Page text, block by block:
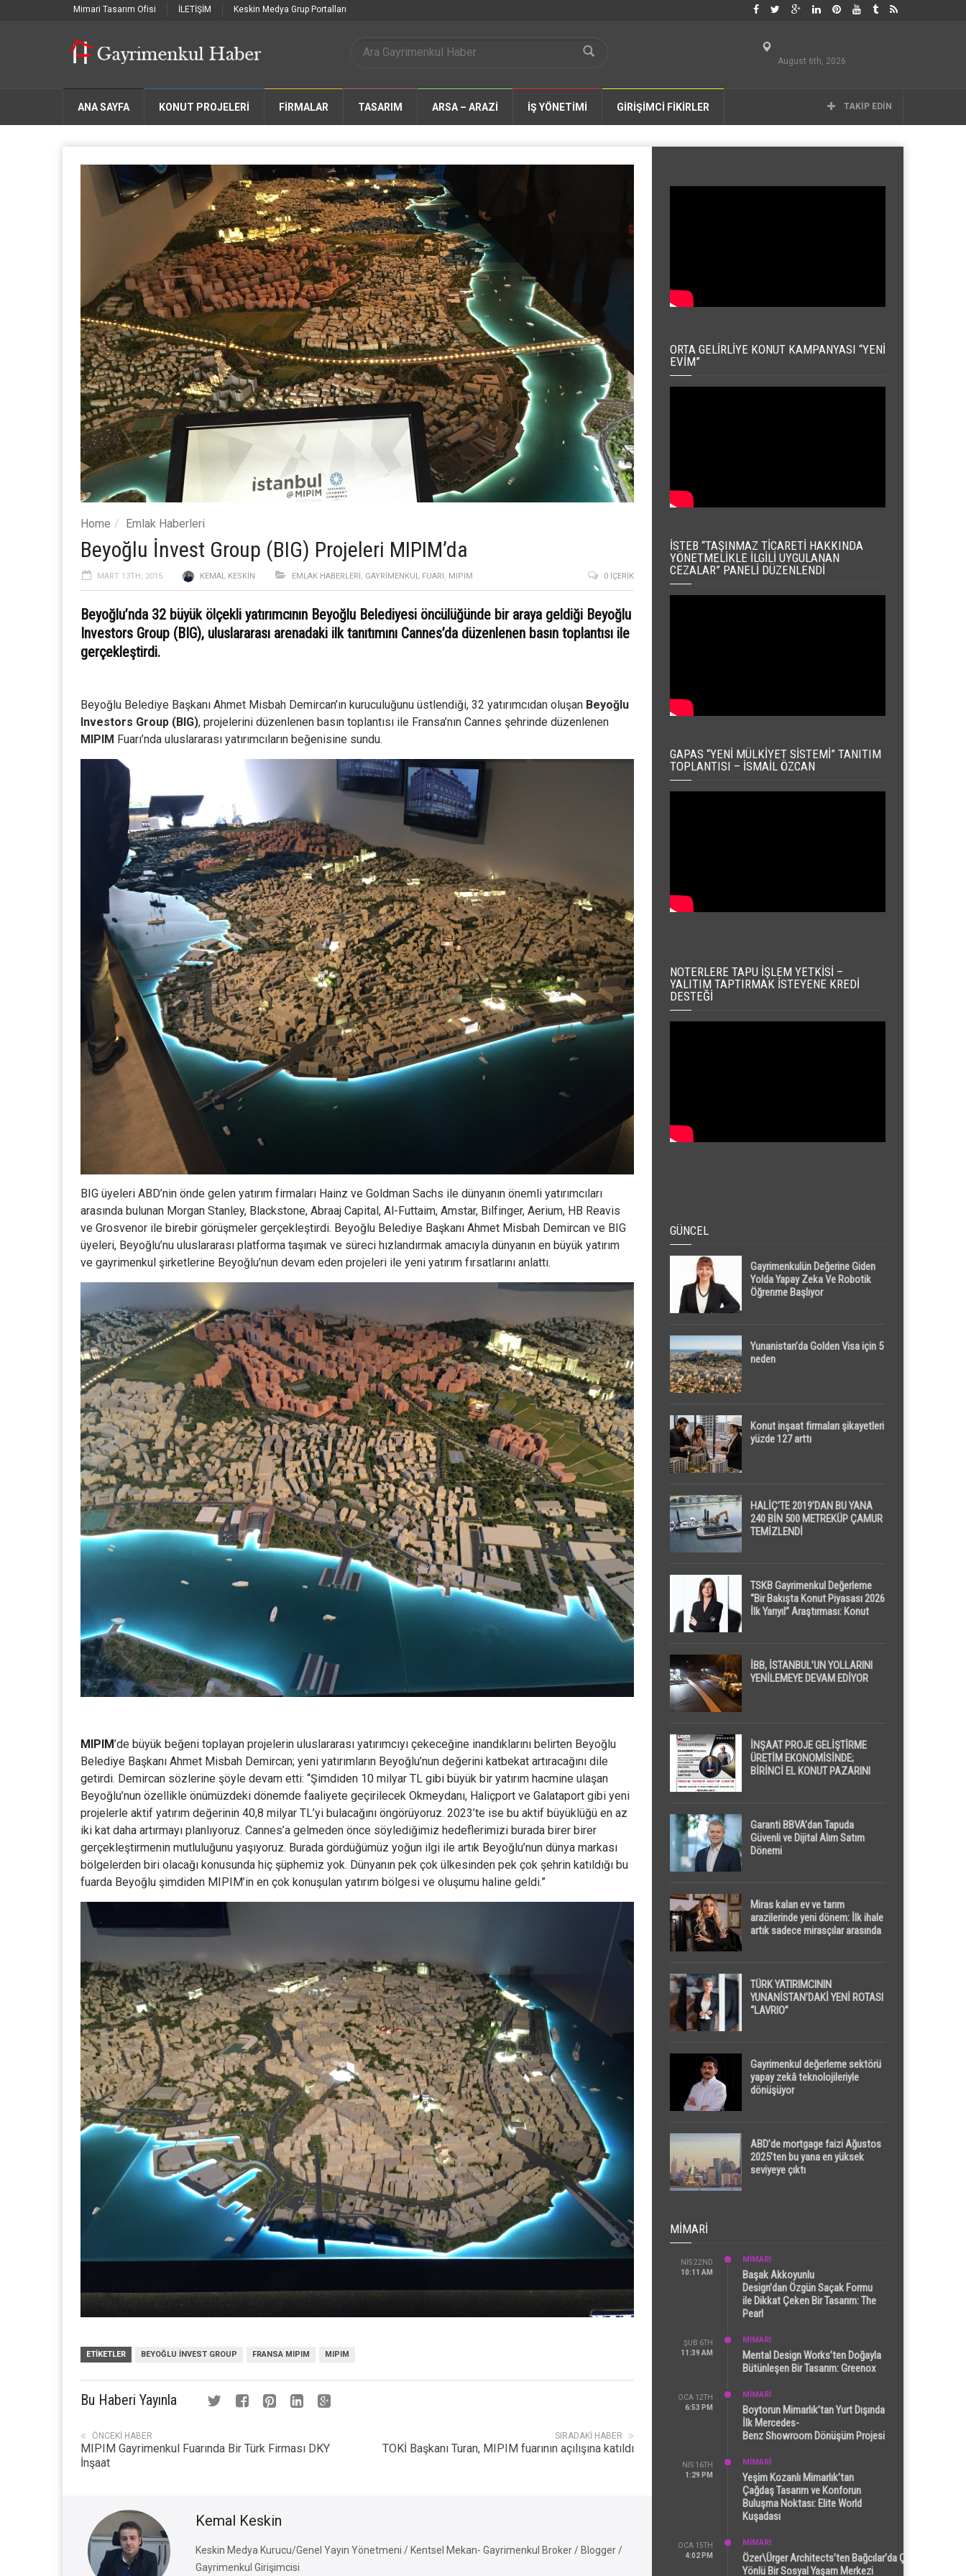
Mimari Tasarım Ofisi İLETİŞİM Keskin Medya Grup Portalları
August 6th, 2026
ANA SAYFA KONUT PROJELERİ FIRMALAR TASARIM ARSA – ARAZİ İŞ YÖNETİMİ GİRİŞİMCİ FİKİRLER TAKIP EDIN
Home Emlak Haberleri
Beyoğlu İnvest Group (BIG) Projeleri MIPIM’da
MART 13TH, 2015 KEMAL KESKIN EMLAK HABERLERI, GAYRIMENKUL FUARI, MIPIM 0 İÇERIK
Beyoğlu’nda 32 büyük ölçekli yatırımcının Beyoğlu Belediyesi öncülüğünde bir araya geldiği Beyoğlu
Investors Group (BIG), uluslararası arenadaki ilk tanıtımını Cannes’da düzenlenen basın toplantısı ile
gerçekleştirdi.
Beyoğlu Belediye Başkanı Ahmet Misbah Demircan’ın kuruculuğunu üstlendiği, 32 yatırımcıdan oluşan Beyoğlu
Investors Group (BIG), projelerini düzenlenen basın toplantısı ile Fransa’nın Cannes şehrinde düzenlenen
MIPIM Fuarı’nda uluslararası yatırımcıların beğenisine sundu.
BIG üyeleri ABD’nin önde gelen yatırım firmaları Hainz ve Goldman Sachs ile dünyanın önemli yatırımcıları
arasında bulunan Morgan Stanley, Blackstone, Abraaj Capital, Al-Futtaim, Amstar, Bilfinger, Aerium, HB Reavis
ve Grosvenor ile birebir görüşmeler gerçekleştirdi. Beyoğlu Belediye Başkanı Ahmet Misbah Demircan ve BIG
üyeleri, Beyoğlu’nu uluslararası platforma taşımak ve süreci hızlandırmak amacıyla dünyanın en büyük yatırım
ve gayrimenkul şirketlerine Beyoğlu’nun devam eden projeleri ile yeni yatırım fırsatlarını anlattı.
MIPIM’de büyük beğeni toplayan projelerin uluslararası yatırımcıyı çekeceğine inandıklarını belirten Beyoğlu
Belediye Başkanı Ahmet Misbah Demircan; yeni yatırımların Beyoğlu’nun değerini katbekat artıracağını dile
getirdi. Demircan sözlerine şöyle devam etti: “Şimdiden 10 milyar TL gibi büyük bir yatırım hacmine ulaşan
Beyoğlu’nun özellikle önümüzdeki dönemde faaliyete geçirilecek Okmeydanı, Haliçport ve Galataport gibi yeni
projelerle aktif yatırım değerinin 40,8 milyar TL’yi bulacağını öngörüyoruz. 2023’te ise bu aktif büyüklüğü en az
iki kat daha artırmayı planlıyoruz. Cannes’a gelmeden önce söylediğimiz hedeflerimizi burada birer birer
gerçekleştirmenin mutluluğunu yaşıyoruz. Burada gördüğümüz yoğun ilgi ile artık Beyoğlu’nun dünya markası
bölgelerden biri olacağı konusunda hiç şüphemiz yok. Dünyanın pek çok ülkesinden pek çok şehrin katıldığı bu
fuarda Beyoğlu şimdiden MIPIM’in en çok konuşulan yatırım bölgesi ve oluşumu haline geldi.”
ETIKETLER BEYOĞLU İNVEST GROUP FRANSA MIPIM MIPIM
Bu Haberi Yayınla
SIRADAKI HABER
TOKİ Başkanı Turan, MIPIM fuarının açılışına katıldı
ÖNCEKI HABER
MIPIM Gayrimenkul Fuarında Bir Türk Firması DKY
İnşaat
Kemal Keskin
Keskin Medya Kurucu/Genel Yayın Yönetmeni / Kentsel Mekan- Gayrimenkul Broker / Blogger /
Gayrimenkul Girişimcisi
ORTA GELIRLIYE KONUT KAMPANYASI “YENI
EVIM”
İSTEB “TAŞINMAZ TICARETI HAKKINDA
YÖNETMELIKLE İLGILI UYGULANAN
CEZALAR” PANELI DÜZENLENDI
GAPAS “YENI MÜLKIYET SISTEMI” TANITIM
TOPLANTISI – İSMAIL ÖZCAN
NOTERLERE TAPU İŞLEM YETKISI –
YALITIM TAPTIRMAK İSTEYENE KREDI
DESTEĞI
GÜNCEL
Gayrimenkulün Değerine Giden
Yolda Yapay Zeka Ve Robotik
Öğrenme Başlıyor
Yunanistan’da Golden Visa için 5
neden
Konut inşaat firmaları şikayetleri
yüzde 127 arttı
HALİÇ’TE 2019’DAN BU YANA
240 BİN 500 METREKÜP ÇAMUR
TEMİZLENDİ
TSKB Gayrimenkul Değerleme
“Bir Bakışta Konut Piyasası 2026
İlk Yarıyıl” Araştırması: Konut
Dikkat Çekti
İBB, İSTANBUL’UN YOLLARINI
YENİLEMEYE DEVAM EDİYOR
İNŞAAT PROJE GELİŞTİRME
ÜRETİM EKONOMİSİNDE;
BİRİNCİ EL KONUT PAZARINI
Garanti BBVA’dan Tapuda
Güvenli ve Dijital Alım Satım
Dönemi
Miras kalan ev ve tarım
arazilerinde yeni dönem: İlk ihale
artık sadece mirasçılar arasında
TÜRK YATIRIMCININ
YUNANİSTAN’DAKİ YENİ ROTASI
“LAVRIO”
Gayrimenkul değerleme sektörü
yapay zekâ teknolojileriyle
dönüşüyor
ABD’de mortgage faizi Ağustos
2025’ten bu yana en yüksek
seviyeye çıktı
MIMARI
NIS 22ND
10:11 AM
MİMARİ
Başak Akkoyunlu
Design’dan Özgün Saçak Formu
ile Dikkat Çeken Bir Tasarım: The
Pearl
ŞUB 6TH
11:39 AM
MİMARİ
Mental Design Works’ten Doğayla
Bütünleşen Bir Tasarım: Greenox
OCA 12TH
6:53 PM
MİMARİ
Boytorun Mimarlık’tan Yurt Dışında
İlk Mercedes-
Benz Showroom Dönüşüm Projesi
NIS 16TH
1:29 PM
MİMARİ
Yeşim Kozanlı Mimarlık’tan
Çağdaş Tasarım ve Konforun
Buluşma Noktası: Elite World
Kuşadası
OCA 15TH
4:02 PM
MİMARİ
Özer\Ürger Architects’ten Bağcılar’da Çok
Yönlü Bir Sosyal Yaşam Merkezi